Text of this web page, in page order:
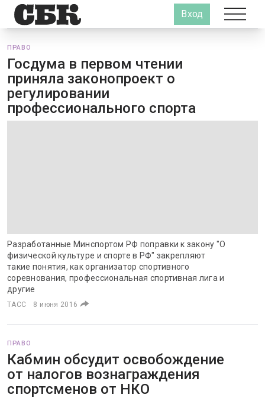
Вход
ПРАВО
Госдума в первом чтении
приняла законопроект о
регулировании
профессионального спорта
Разработанные Минспортом РФ поправки к закону "О
физической культуре и спорте в РФ" закрепляют
такие понятия, как организатор спортивного
соревнования, профессиональная спортивная лига и
другие
ТАСС 8 июня 2016
ПРАВО
Кабмин обсудит освобождение
от налогов вознаграждения
спортсменов от НКО